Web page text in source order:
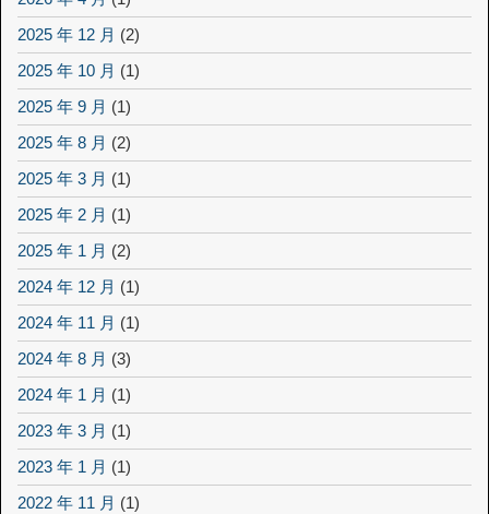
2025 年 12 月 (2)
2025 年 10 月 (1)
2025 年 9 月 (1)
2025 年 8 月 (2)
2025 年 3 月 (1)
2025 年 2 月 (1)
2025 年 1 月 (2)
2024 年 12 月 (1)
2024 年 11 月 (1)
2024 年 8 月 (3)
2024 年 1 月 (1)
2023 年 3 月 (1)
2023 年 1 月 (1)
2022 年 11 月 (1)